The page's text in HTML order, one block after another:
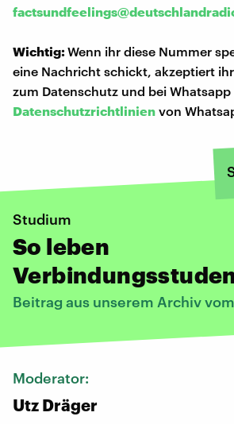
Wichtig:Wenn ihr diese Nummer
eine Nachricht schickt, akzeptiert
zum Datenschutz und bei Whatsapp
Datenschutzrichtlinien von
Studium
So leben
Beitrag aus unserem Archiv
Moderator:
Utz Dräger